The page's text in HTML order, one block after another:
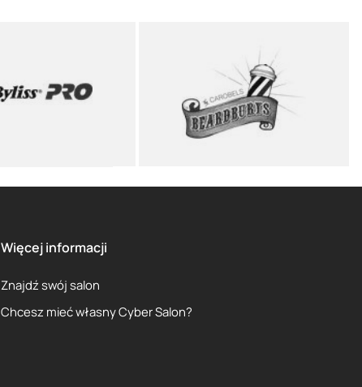
Więcej informacji
Znajdź swój salon
Chcesz mieć własny Cyber Salon?